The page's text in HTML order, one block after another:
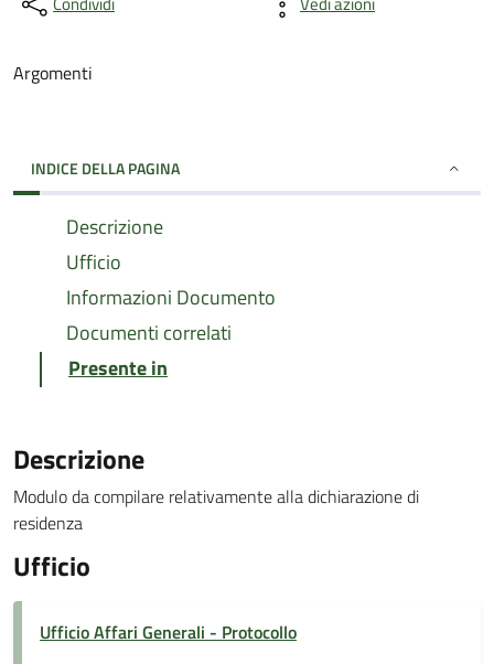
Argomenti
INDICE DELLA PAGINA
Descrizione
Ufficio
Informazioni Documento
Documenti correlati
Presente in
Descrizione
Modulo da compilare relativamente alla dichiarazione di
residenza
Ufficio
Ufficio Affari Generali - Protocollo